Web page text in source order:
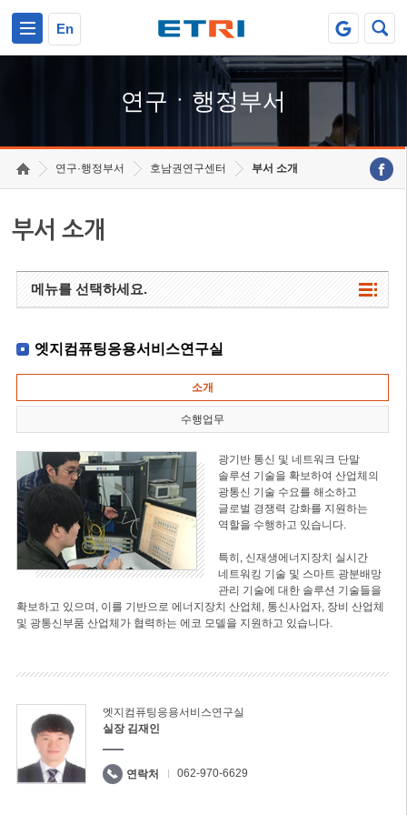
En
연구ㆍ행정부서
연구·행정부서 호남권연구센터 부서 소개
부서 소개
메뉴를 선택하세요.
엣지컴퓨팅응용서비스연구실
소개
수행업무
광기반 통신 및 네트워크 단말
솔루션 기술을 확보하여 산업체의
광통신 기술 수요를 해소하고
글로벌 경쟁력 강화를 지원하는
역할을 수행하고 있습니다.
특히, 신재생에너지장치 실시간
네트워킹 기술 및 스마트 광분배망
관리 기술에 대한 솔루션 기술들을
확보하고 있으며, 이를 기반으로 에너지장치 산업체, 통신사업자, 장비 산업체
및 광통신부품 산업체가 협력하는 에코 모델을 지원하고 있습니다.
엣지컴퓨팅응용서비스연구실
실장 김재인
연락처 062-970-6629